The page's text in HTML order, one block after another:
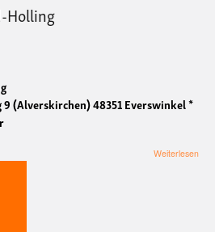
Holling
(Alverskirchen) 48351 Everswinkel *
Weiterlesen